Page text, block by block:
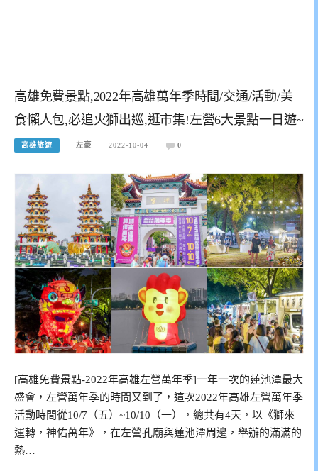
高雄免費景點,2022年高雄萬年季時間/交通/活動/美
食懶人包,必追火獅出巡,逛市集!左營6大景點一日遊~
高雄旅遊 左豪 2022-10-04 0
[高雄免費景點-2022年高雄左營萬年季]一年一次的蓮池潭最大
盛會，左營萬年季的時間又到了，這次2022年高雄左營萬年季
活動時間從10/7（五）~10/10（一），總共有4天，以《獅來
運轉，神佑萬年》，在左營孔廟與蓮池潭周邊，舉辦的滿滿的
熱…